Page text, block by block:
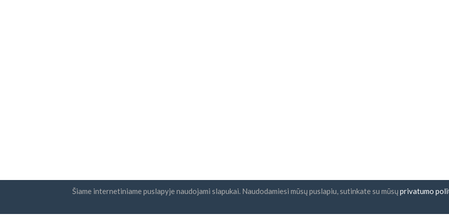
Šiame internetiniame puslapyje naudojami slapukai. Naudodamiesi mūsų puslapiu, sutinkate su mūsųprivatumo